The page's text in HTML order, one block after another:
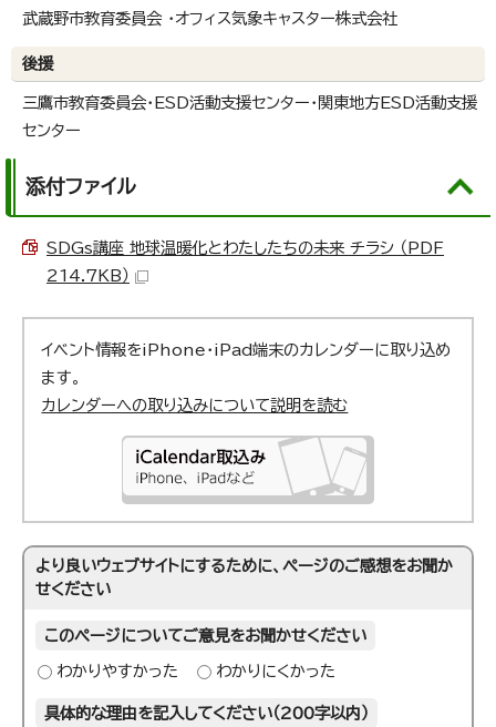
武蔵野市教育委員会 ・オフィス気象キャスター株式会社
後援
三鷹市教育委員会・ESD活動支援センター・関東地方ESD活動支援
センター
添付ファイル
SDGs講座 地球温暖化とわたしたちの未来 チラシ （PDF
214.7KB）
イベント情報をiPhone・iPad端末のカレンダーに取り込め
ます。
カレンダーへの取り込みについて説明を読む
より良いウェブサイトにするために、ページのご感想をお聞か
せください
このページについてご意見をお聞かせください
わかりやすかった わかりにくかった
具体的な理由を記入してください（200字以内）